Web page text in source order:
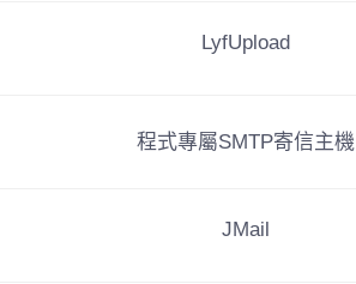
LyfUpload
程式專屬SMTP寄信主機
JMail